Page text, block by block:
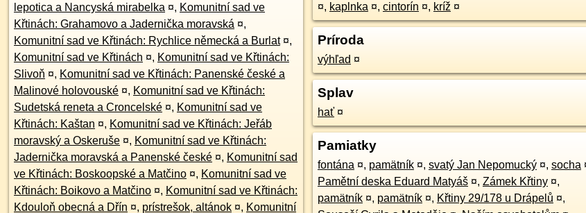
lepotica a Nancyská mirabelka ¤, Komunitní sad ve
Křtinách: Grahamovo a Jadernička moravská ¤,
Komunitní sad ve Křtinách: Rychlice německá a Burlat ¤,
Komunitní sad ve Křtinách ¤, Komunitní sad ve Křtinách:
Slivoň ¤, Komunitní sad ve Křtinách: Panenské české a
Malinové holovouské ¤, Komunitní sad ve Křtinách:
Sudetská reneta a Croncelské ¤, Komunitní sad ve
Křtinách: Kaštan ¤, Komunitní sad ve Křtinách: Jeřáb
moravský a Oskeruše ¤, Komunitní sad ve Křtinách:
Jadernička moravská a Panenské české ¤, Komunitní sad
ve Křtinách: Boskoopské a Matčino ¤, Komunitní sad ve
Křtinách: Boikovo a Matčino ¤, Komunitní sad ve Křtinách:
Kdouloň obecná a Dřín ¤, prístrešok, altánok ¤, Komunitní
¤, kaplnka ¤, cintorín ¤, kríž ¤
Príroda
výhľad ¤
Splav
hať ¤
Pamiatky
fontána ¤, pamätník ¤, svatý Jan Nepomucký ¤, socha
Pamětní deska Eduard Matyáš ¤, Zámek Křtiny ¤,
pamätník ¤, pamätník ¤, Křtiny 29/178 u Drápelů ¤,